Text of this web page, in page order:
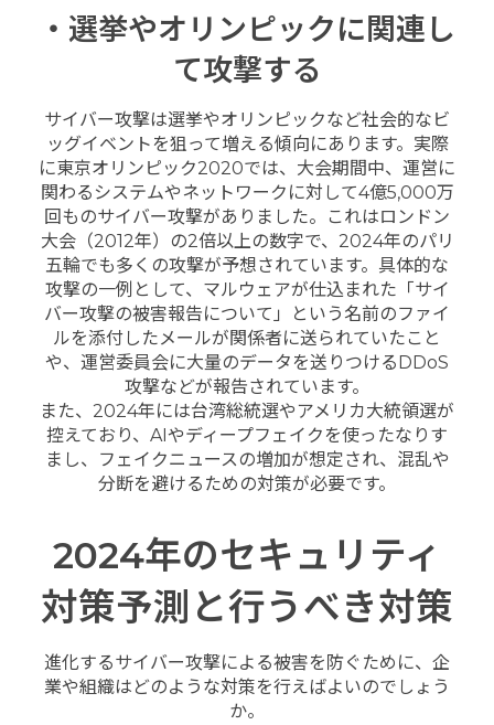
・選挙やオリンピックに関連し
て攻撃する
サイバー攻撃は選挙やオリンピックなど社会的なビ
ッグイベントを狙って増える傾向にあります。実際
に東京オリンピック2020では、大会期間中、運営に
関わるシステムやネットワークに対して4億5,000万
回ものサイバー攻撃がありました。これはロンドン
大会（2012年）の2倍以上の数字で、2024年のパリ
五輪でも多くの攻撃が予想されています。具体的な
攻撃の一例として、マルウェアが仕込まれた「サイ
バー攻撃の被害報告について」という名前のファイ
ルを添付したメールが関係者に送られていたこと
や、運営委員会に大量のデータを送りつけるDDoS
攻撃などが報告されています。
また、2024年には台湾総統選やアメリカ大統領選が
控えており、AIやディープフェイクを使ったなりす
まし、フェイクニュースの増加が想定され、混乱や
分断を避けるための対策が必要です。
2024年のセキュリティ
対策予測と行うべき対策
進化するサイバー攻撃による被害を防ぐために、企
業や組織はどのような対策を行えばよいのでしょう
か。